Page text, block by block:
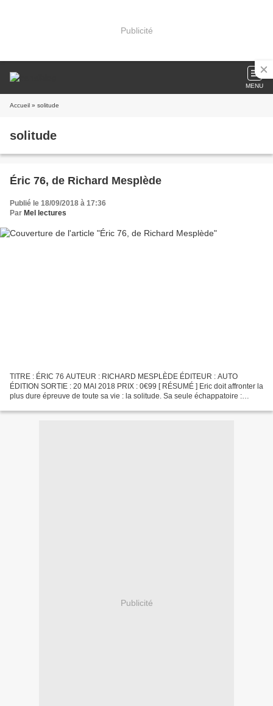
Publicité
MENU
Accueil » solitude
solitude
Éric 76, de Richard Mesplède
Publié le 18/09/2018 à 17:36
Par Mel lectures
TITRE : ÉRIC 76 AUTEUR : RICHARD MESPLÈDE ÉDITEUR : AUTO
ÉDITION SORTIE : 20 MAI 2018 PRIX : 0€99 [ RÉSUMÉ ] Eric doit affronter la
plus dure épreuve de toute sa vie : la solitude. Sa seule échappatoire :
Publicité